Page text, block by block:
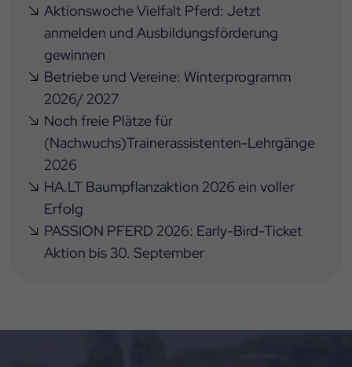
Aktionswoche Vielfalt Pferd: Jetzt
anmelden und Ausbildungsförderung
gewinnen
Betriebe und Vereine: Winterprogramm
2026/ 2027
Noch freie Plätze für
(Nachwuchs)Trainerassistenten-Lehrgänge
2026
HA.LT Baumpflanzaktion 2026 ein voller
Erfolg
PASSION PFERD 2026: Early-Bird-Ticket
Aktion bis 30. September